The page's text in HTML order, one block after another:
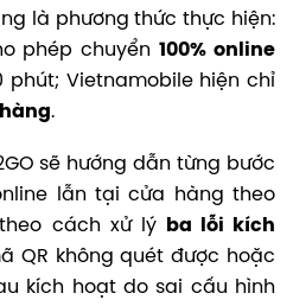
là phương thức thực hiện:
phép chuyển100% online
Vietnamobile hiện chỉ
.
sẽ hướng dẫn từng bước
lẫn tại cửa hàng theo
cách xử lý
ba lỗi kích
QR không quét được hoặc
kích hoạt do sai cấu hình